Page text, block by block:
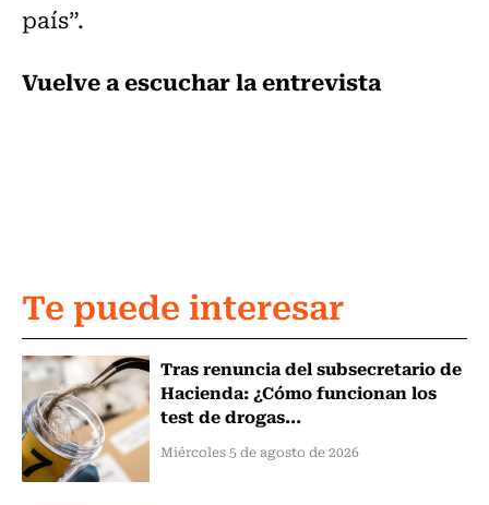
país”.
Vuelve a escuchar la entrevista
Te puede interesar
Tras renuncia del subsecretario de
Hacienda: ¿Cómo funcionan los
test de drogas...
Miércoles 5 de agosto de 2026